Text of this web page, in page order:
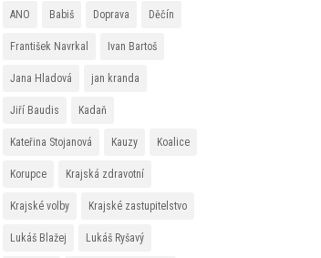
ANO Babiš Doprava Děčín
František Navrkal Ivan Bartoš
Jana Hladová jan kranda
Jiří Baudis Kadaň
Kateřina Stojanová Kauzy Koalice
Korupce Krajská zdravotní
Krajské volby Krajské zastupitelstvo
Lukáš Blažej Lukáš Ryšavý